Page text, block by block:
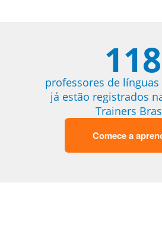
118
professores de
já estão registrados
Trainers
Comece a